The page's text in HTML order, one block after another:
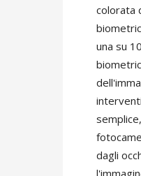
colorata
una su 10
dagli